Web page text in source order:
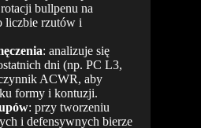
bullpenu na
liczbie rzutów i
: analizuje się
dni (np. PC L3,
ACWR, aby
formy i kontuzji.
: przy tworzeniu
i defensywnych bierze